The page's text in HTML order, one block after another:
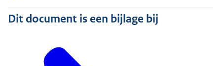
Dit document is een bijlage bij